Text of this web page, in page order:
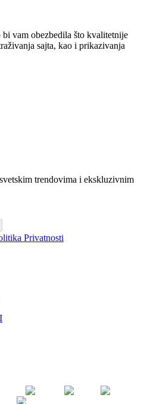
vam obezbedila što kvalitetnije
sajta, kao i prikazivanja
trendovima i ekskluzivnim
Privatnosti